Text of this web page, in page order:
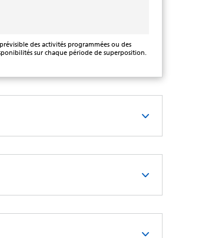
des activités programmées ou des
sur chaque période de superposition.